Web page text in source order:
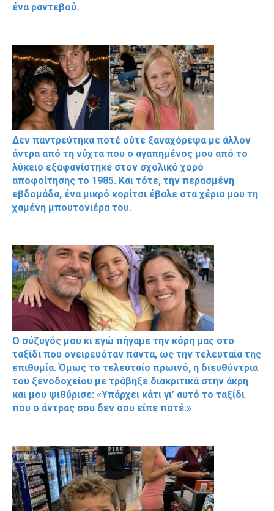
ένα ραντεβού.
Δεν παντρεύτηκα ποτέ ούτε ξαναχόρεψα με άλλον
άντρα από τη νύχτα που ο αγαπημένος μου από το
λύκειο εξαφανίστηκε στον σχολικό χορό
αποφοίτησης το 1985. Και τότε, την περασμένη
εβδομάδα, ένα μικρό κορίτσι έβαλε στα χέρια μου τη
χαμένη μπουτονιέρα του.
Ο σύζυγός μου κι εγώ πήγαμε την κόρη μας στο
ταξίδι που ονειρευόταν πάντα, ως την τελευταία της
επιθυμία. Όμως το τελευταίο πρωινό, η διευθύντρια
του ξενοδοχείου με τράβηξε διακριτικά στην άκρη
και μου ψιθύρισε: «Υπάρχει κάτι γι’ αυτό το ταξίδι
που ο άντρας σου δεν σου είπε ποτέ.»